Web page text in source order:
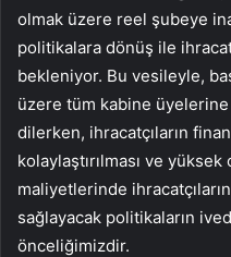
olmak üzere reel şubeye
politikalara dönüş ile
bekleniyor. Bu vesileyle,
üzere tüm kabine
dilerken, ihracatçıların
kolaylaştırılması ve
maliyetlerinde
sağlayacak politikaların
önceliğimizdir.